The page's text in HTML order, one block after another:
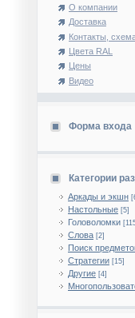
О компании
Доставка
Контакты,
Цвета RAL
Цены
Видео
Форма входа
Категории
Аркады и экшн
Настольные [5]
Головоломки
Слова [2]
Поиск
Стратегии [15]
Другие [4]